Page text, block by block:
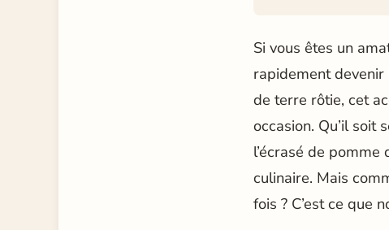
Si vous êtes un
rapidement
de terre rôtie, cet
occasion. Qu’il soit
l’écrasé de
culinaire. Mais
fois ? C’est ce que